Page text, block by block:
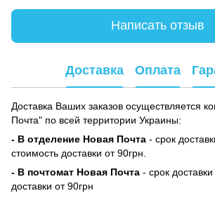
Написать отзыв
Доставка Оплата
Доставка Ваших заказов осуществляется
Почта" по всей территории Украины:
- В отделение Новая Почта - срок
стоимость доставки от 90грн.
- В почтомат Новая Почта - срок
доставки от 90грн